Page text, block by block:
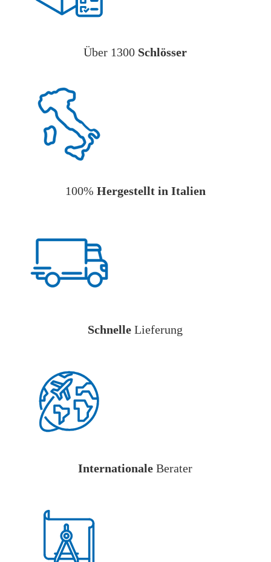
Über 1300 Schlösser
100% Hergestellt in Italien
Schnelle Lieferung
Internationale Berater